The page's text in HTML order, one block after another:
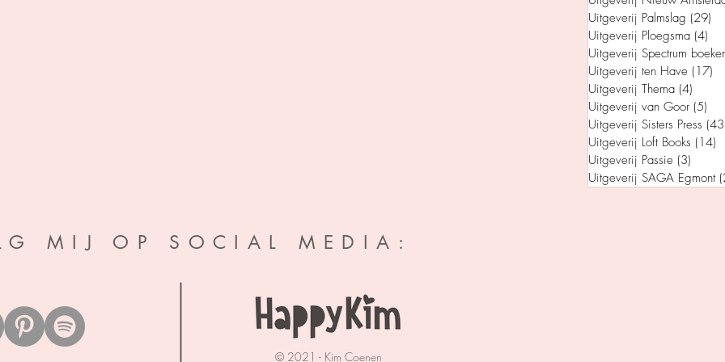
Uitgeverij Palmslag (29)
Uitgeverij Ploegsma (4)
Uitgeverij Spectrum
Uitgeverij ten Have (17)
Uitgeverij Thema (4)
Uitgeverij van Goor (5)
Uitgeverij Sisters Press
Uitgeverij Loft Books (14)
Uitgeverij Passie (3)
Uitgeverij SAGA Egmont
MIJ OP SOCIAL MEDIA:
© 2021 - Kim Coenen